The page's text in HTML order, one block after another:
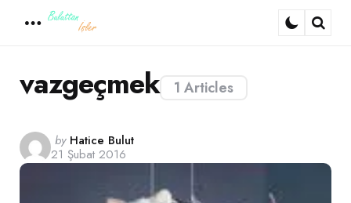
1 Articles
vazgeçmek
Posted
by
by Hatice Bulut
21 Şubat 2016